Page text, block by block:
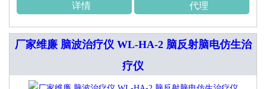
详情 代理
厂家维廉 脑波治疗仪 WL-HA-2 脑反射脑电仿生治
疗仪